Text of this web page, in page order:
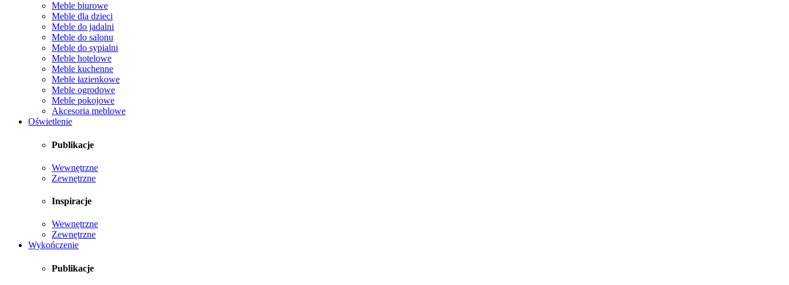
Meble biurowe
Meble dla dzieci
Meble do jadalni
Meble do salonu
Meble do sypialni
Meble hotelowe
Meble kuchenne
Meble łazienkowe
Meble ogrodowe
Meble pokojowe
Akcesoria meblowe
Oświetlenie
Publikacje
Wewnętrzne
Zewnętrzne
Inspiracje
Wewnętrzne
Zewnętrzne
Wykończenie
Publikacje